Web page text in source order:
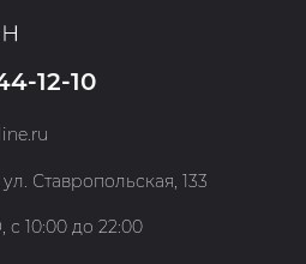
12-10
Ставропольская, 133
10:00 до 22:00